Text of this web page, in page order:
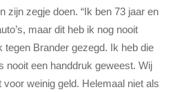
zijn zegje doen. “Ik ben 73 jaar en
maar dit heb ik nog nooit
Brander gezegd. Ik heb die
nooit een handdruk geweest. Wij
weinig geld. Helemaal niet als